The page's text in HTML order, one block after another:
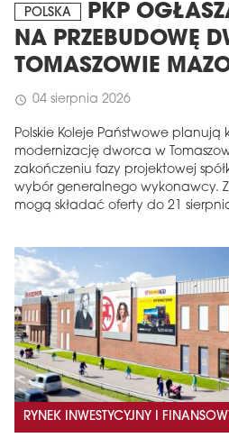
POLSKA
PKP
NA PRZEBUDOWĘ
TOMASZOWIE
schedule 04 sierpnia 2026
Polskie Koleje Państwowe planują
modernizację dworca w
zakończeniu fazy projektowej
wybór generalnego wykonawcy.
mogą składać oferty do 21
RYNEK INWESTYCYJNY I